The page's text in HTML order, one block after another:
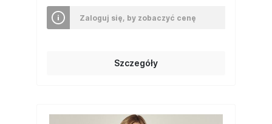
Zaloguj się, by zobaczyć cenę
Szczegóły